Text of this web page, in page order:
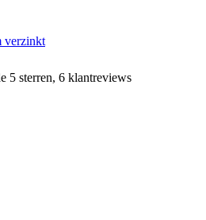
verzinkt
5 sterren, 6 klantreviews